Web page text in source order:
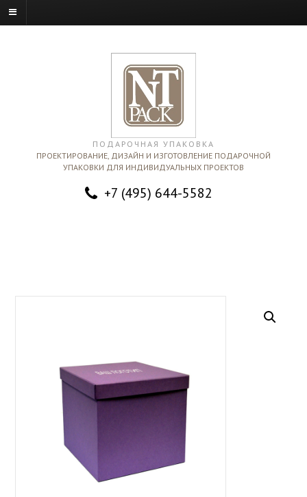
ПОДАРОЧНАЯ УПАКОВКА
ПРОЕКТИРОВАНИЕ, ДИЗАЙН И ИЗГОТОВЛЕНИЕ ПОДАРОЧНОЙ
УПАКОВКИ ДЛЯ ИНДИВИДУАЛЬНЫХ ПРОЕКТОВ
+7 (495) 644-5582